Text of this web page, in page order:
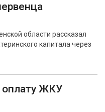
области рассказал
капитала через
оплату ЖКУ